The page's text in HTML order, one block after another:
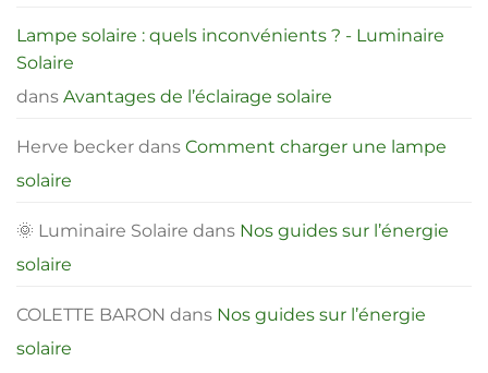
Lampe solaire : quels inconvénients ? - Luminaire
Solaire
dans Avantages de l’éclairage solaire
Herve becker dans Comment charger une lampe
solaire
🌞 Luminaire Solaire dans Nos guides sur l’énergie
solaire
COLETTE BARON dans Nos guides sur l’énergie
solaire